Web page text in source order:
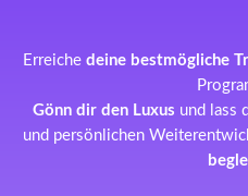
Erreiche deine bestmögliche
Gönn dir den Luxus und lass
und persönlichen